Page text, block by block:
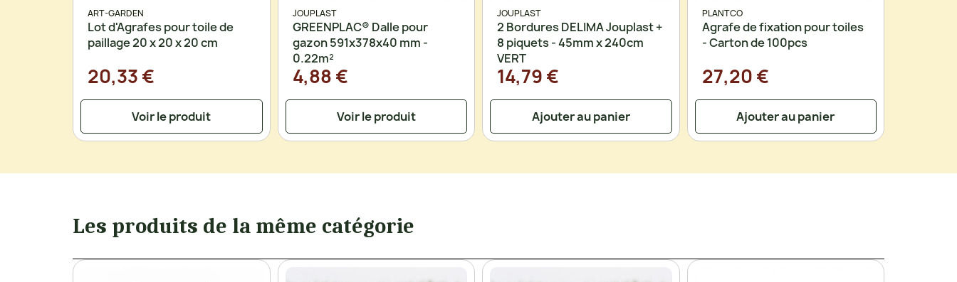
ART-GARDEN
Lot d'Agrafes pour toile de
paillage 20 x 20 x 20 cm
20,33 €
Voir le produit
JOUPLAST
GREENPLAC® Dalle pour
gazon 591x378x40 mm -
0.22m²
4,88 €
Voir le produit
JOUPLAST
2 Bordures DELIMA Jouplast +
8 piquets - 45mm x 240cm
VERT
14,79 €
Ajouter au panier
PLANTCO
Agrafe de fixation pour toiles
- Carton de 100pcs
27,20 €
Ajouter au panier
Les produits de la même catégorie